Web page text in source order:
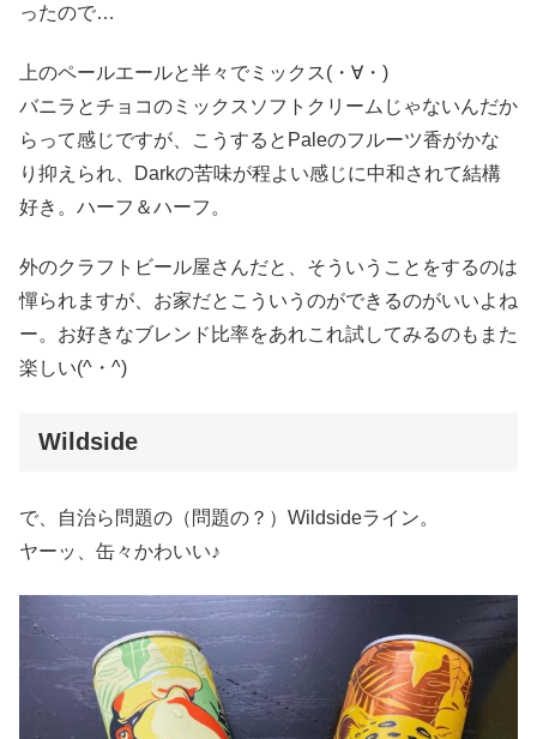
ったので…
上のペールエールと半々でミックス(・∀・)
バニラとチョコのミックスソフトクリームじゃないんだか
らって感じですが、こうするとPaleのフルーツ香がかな
り抑えられ、Darkの苦味が程よい感じに中和されて結構
好き。ハーフ＆ハーフ。
外のクラフトビール屋さんだと、そういうことをするのは
憚られますが、お家だとこういうのができるのがいいよね
ー。お好きなブレンド比率をあれこれ試してみるのもまた
楽しい(^・^)
Wildside
で、自治ら問題の（問題の？）Wildsideライン。
ヤーッ、缶々かわいい♪